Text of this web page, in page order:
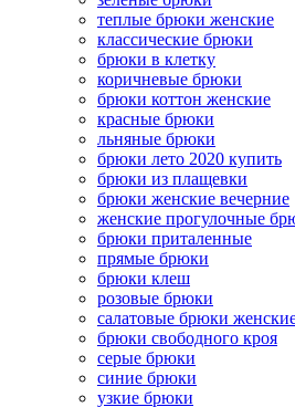
теплые брюки женские
классические брюки
брюки в клетку
коричневые брюки
брюки коттон женские
красные брюки
льняные брюки
брюки лето 2020 купить
брюки из плащевки
брюки женские вечерние
женские прогулочные
брюки приталенные
прямые брюки
брюки клеш
розовые брюки
салатовые брюки
брюки свободного кроя
серые брюки
синие брюки
узкие брюки